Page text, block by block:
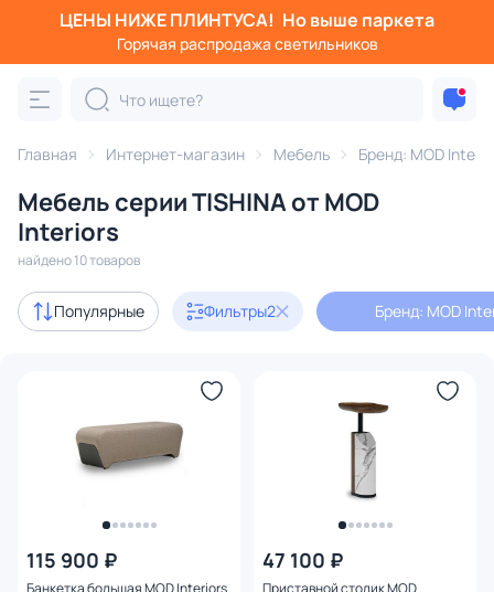
ЦЕНЫ НИЖЕ ПЛИНТУСА! Но выше паркета
Горячая распродажа светильников
Главная Интернет-магазин Мебель Бренд: MOD
Мебель серии TISHINA от MOD
Interiors
найдено 10 товаров
Популярные Фильтры2 Бренд: MOD
115 900 ₽
Банкетка большая MOD Interiors
47 100 ₽
Приставной столик MOD
Фильтры
Категория:
Диваны Стулья Кровати Банкетки
В наличии 10
Бренд 1